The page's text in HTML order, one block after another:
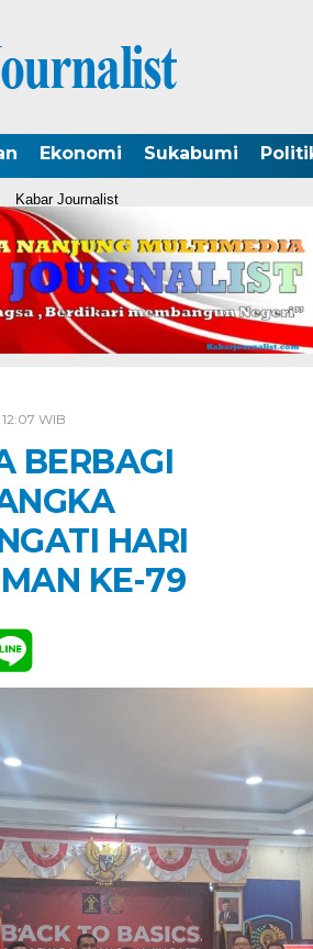
Ekonomi Sukabumi
Kabar Journalist
WIB
BERBAGI
HARI
KE-79